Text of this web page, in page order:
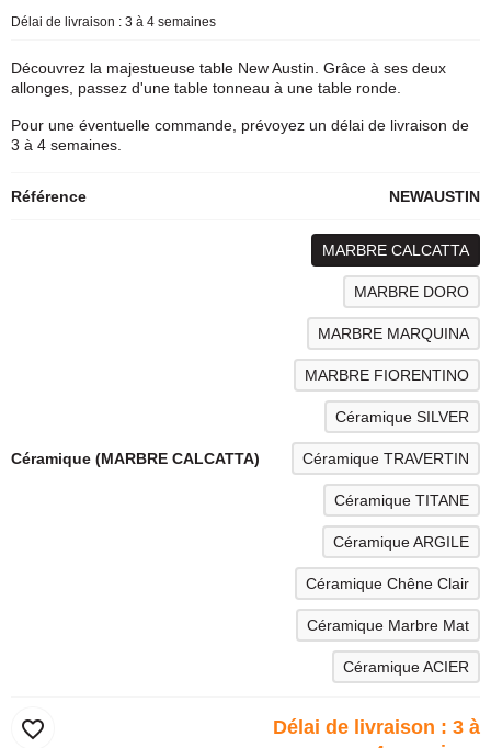
Délai de livraison : 3 à 4 semaines
Découvrez la majestueuse table New Austin. Grâce à ses deux
allonges, passez d'une table tonneau à une table ronde.
Pour une éventuelle commande, prévoyez un délai de livraison de
3 à 4 semaines.
Référence NEWAUSTIN
Céramique (MARBRE CALCATTA)
MARBRE CALCATTA
MARBRE DORO
MARBRE MARQUINA
MARBRE FIORENTINO
Céramique SILVER
Céramique TRAVERTIN
Céramique TITANE
Céramique ARGILE
Céramique Chêne Clair
Céramique Marbre Mat
Céramique ACIER
Délai de livraison : 3 à
favorite_border